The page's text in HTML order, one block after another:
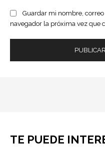
Guardar mi nombre,
navegador la próxima vez que
TE PUEDE